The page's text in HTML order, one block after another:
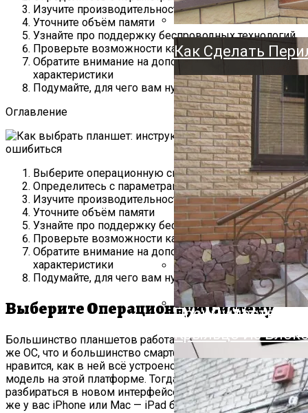
Напольный,
Облицовочный
Преимущества И
Как Сделать
Крыльцо Из
Изучите производительность
Уточните объём памяти
Узнайте про поддержку беспроводных технологий
Проверьте возможности камеры
Обратите внимание на дополнительные
характеристики
Подумайте, для чего вам нужен планшет
Оглавление
Выберите операционную систему
Определитесь с параметрами дисплея
Изучите производительность
Уточните объём памяти
Узнайте про поддержку беспроводных технологий
Проверьте возможности камеры
Обратите внимание на дополнительные
характеристики
Подумайте, для чего вам нужен планшет
Выберите Операционную Систему
Большинство планшетов работает под управлением той
же ОС, что и большинство смартфонов: Android. Если вам
нравится, как в ней всё устроено, имеет смысл взять
модель на этой платформе. Тогда не придётся
разбираться в новом интерфейсе и приложениях. Если
же у вас iPhone или Mac — iPad будет предпочтительней.